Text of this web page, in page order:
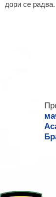
дори се радва.